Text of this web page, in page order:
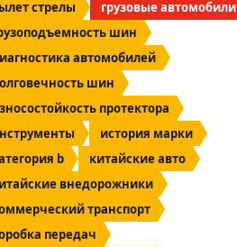
стрелы
грузовые автомобили
шин
автомобилей
шин
протектора
история марки
b
китайские авто
внедорожники
транспорт
передач